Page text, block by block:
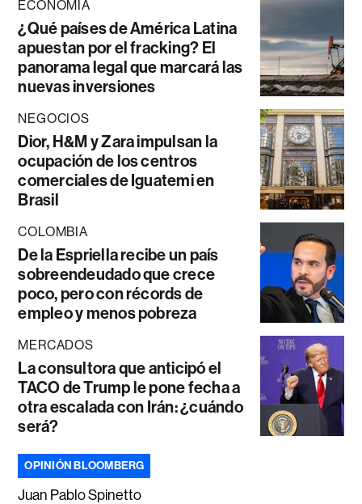
ECONOMÍA
¿Qué países de América Latina
apuestan por el fracking? El
panorama legal que marcará las
nuevas inversiones
NEGOCIOS
Dior, H&M y Zara impulsan la
ocupación de los centros
comerciales de Iguatemi en
Brasil
COLOMBIA
De la Espriella recibe un país
sobreendeudado que crece
poco, pero con récords de
empleo y menos pobreza
MERCADOS
La consultora que anticipó el
TACO de Trump le pone fecha a
otra escalada con Irán: ¿cuándo
será?
OPINIÓN BLOOMBERG
Juan Pablo Spinetto